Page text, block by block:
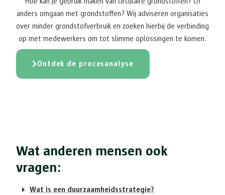
anders omgaan met grondstoffen? Wij adviseren organisaties
over minder grondstofverbruik en zoeken hierbij de verbinding
op met medewerkers om tot slimme oplossingen te komen.
Ontdek de procesanalyse
Wat anderen mensen ook
vragen:
Wat is een duurzaamheidsstrategie?